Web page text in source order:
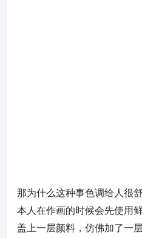
那为什么这种事色调给人很
本人在作画的时候会先使用
盖上一层颜料，仿佛加了一